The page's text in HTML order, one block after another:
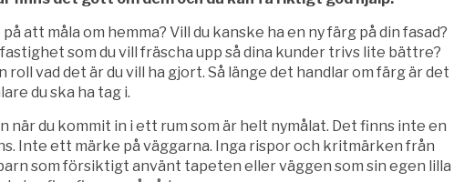
att måla om hemma? Vill du kanske ha en ny färg på din fasad?
som du vill fräscha upp så dina kunder trivs lite bättre?
roll vad det är du vill ha gjort. Så länge det handlar om färg är det
du ska ha tag i.
när du kommit in i ett rum som är helt nymålat. Det finns inte en
Inte ett märke på väggarna. Inga rispor och kritmärken från
som försiktigt använt tapeten eller väggen som sin egen lilla